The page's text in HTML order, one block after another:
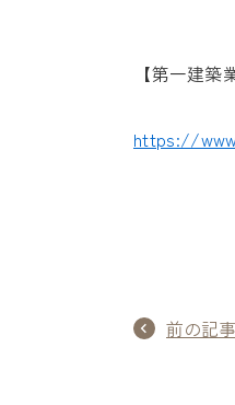
【第一建築
https://
前の記